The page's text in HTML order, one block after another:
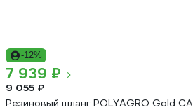
-12%
7 939 ₽
9 055 ₽
Резиновый шланг POLYAGRO Gold